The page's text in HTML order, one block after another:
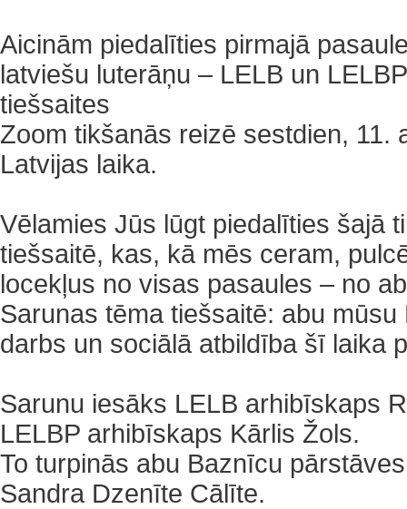
Aicinām piedalīties pirmajā
latviešu luterāņu – LELB un LELBP
tiešsaites
Zoom tikšanās reizē sestdien, 11.
Latvijas laika.
Vēlamies Jūs lūgt piedalīties šajā
tiešsaitē, kas, kā mēs ceram,
locekļus no visas pasaules – no
Sarunas tēma tiešsaitē: abu
darbs un sociālā atbildība šī laika
Sarunu iesāks LELB arhibīskaps
LELBP arhibīskaps Kārlis Žols.
To turpinās abu Baznīcu
Sandra Dzenīte Cālīte.